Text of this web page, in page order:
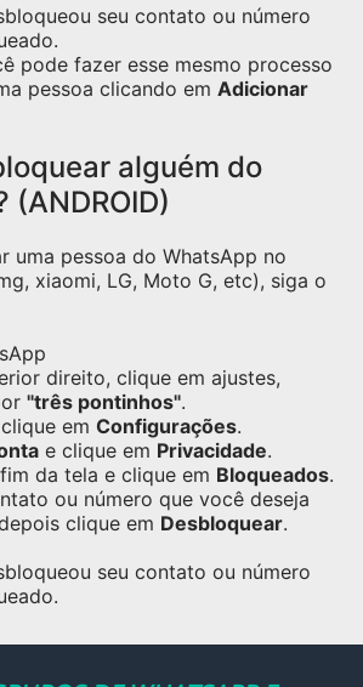
seu contato ou número
pode fazer esse mesmo processo
pessoa clicando em Adicionar
alguém do
(ANDROID)
uma pessoa do WhatsApp no
xiaomi, LG, Moto G, etc), siga o
direito, clique em ajustes,
"três pontinhos".
em Configurações.
e clique em Privacidade.
da tela e clique em Bloqueados.
ou número que você deseja
clique em Desbloquear.
seu contato ou número